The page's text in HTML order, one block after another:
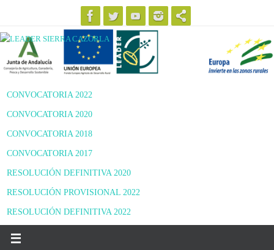
contenido
CONVOCATORIA 2022
CONVOCATORIA 2020
CONVOCATORIA 2018
CONVOCATORIA 2017
RESOLUCIÓN DEFINITIVA 2020
RESOLUCIÓN PROVISIONAL 2022
RESOLUCIÓN DEFINITIVA 2022